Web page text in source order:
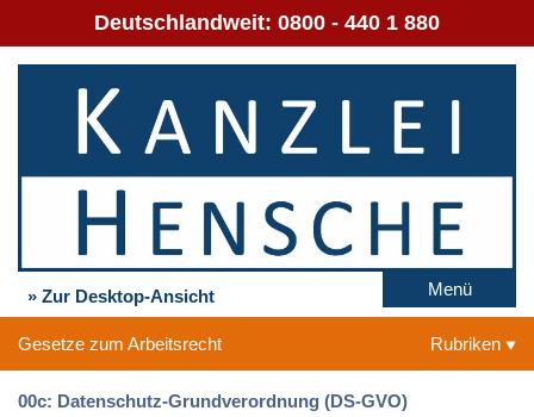
Deutschlandweit: 0800 - 440 1 880
» Zur Desktop-Ansicht Menü
Gesetze zum Arbeitsrecht Rubriken
00c: Datenschutz-Grundverordnung (DS-GVO)